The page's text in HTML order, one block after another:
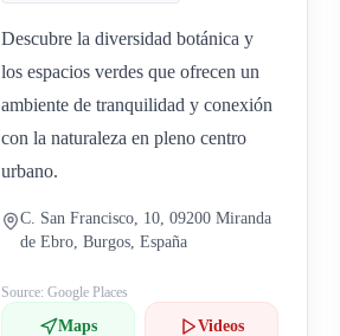
Descubre la diversidad botánica y
los espacios verdes que ofrecen un
ambiente de tranquilidad y conexión
con la naturaleza en pleno centro
urbano.
C. San Francisco, 10, 09200 Miranda
de Ebro, Burgos, España
Source: Google Places
Maps Videos